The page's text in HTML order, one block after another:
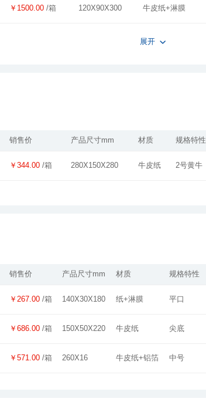
￥1500.00 /箱 120X90X300 牛皮纸+淋膜
展开
销售价 产品尺寸mm 材质 规格特性
￥344.00 /箱 280X150X280 牛皮纸 2号黄牛
销售价 产品尺寸mm 材质 规格特性
￥267.00 /箱 140X30X180 纸+淋膜 平口
￥686.00 /箱 150X50X220 牛皮纸 尖底
￥571.00 /箱 260X16 牛皮纸+铝箔 中号